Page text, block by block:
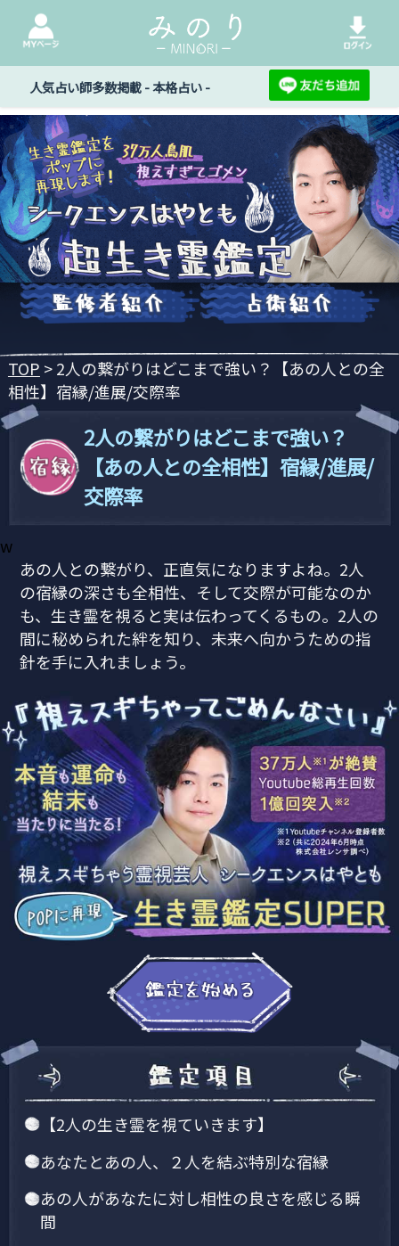
人気占い師多数掲載 - 本格占い -
TOP > 2人の繋がりはどこまで強い？【あの人との全
相性】宿縁/進展/交際率
2人の繋がりはどこまで強い？
【あの人との全相性】宿縁/進展/
交際率
w
あの人との繋がり、正直気になりますよね。2人
の宿縁の深さも全相性、そして交際が可能なのか
も、生き霊を視ると実は伝わってくるもの。2人の
間に秘められた絆を知り、未来へ向かうための指
針を手に入れましょう。
【2人の生き霊を視ていきます】
あなたとあの人、２人を結ぶ特別な宿縁
あの人があなたに対し相性の良さを感じる瞬
間